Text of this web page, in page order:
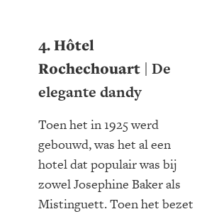
4. Hôtel
Rochechouart | De
elegante dandy
Toen het in 1925 werd
gebouwd, was het al een
hotel dat populair was bij
zowel Josephine Baker als
Mistinguett. Toen het bezet